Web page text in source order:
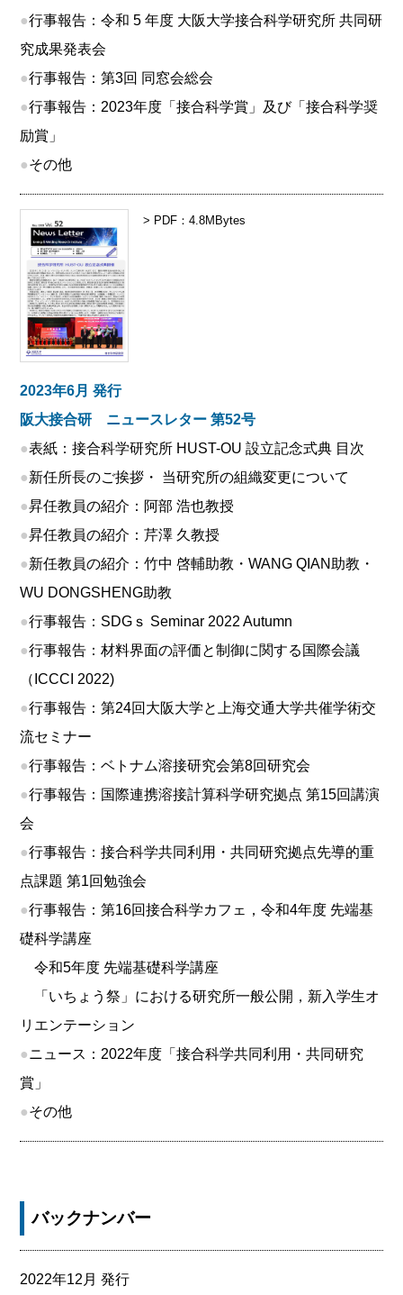
●行事報告：令和 5 年度 大阪大学接合科学研究所 共同研
究成果発表会
●行事報告：第3回 同窓会総会
●行事報告：2023年度「接合科学賞」及び「接合科学奨
励賞」
●その他
> PDF：4.8MBytes
2023年6月 発行
阪大接合研 ニュースレター 第52号
●表紙：接合科学研究所 HUST-OU 設立記念式典 目次
●新任所長のご挨拶・ 当研究所の組織変更について
●昇任教員の紹介：阿部 浩也教授
●昇任教員の紹介：芹澤 久教授
●新任教員の紹介：竹中 啓輔助教・WANG QIAN助教・
WU DONGSHENG助教
●行事報告：SDGｓ Seminar 2022 Autumn
●行事報告：材料界面の評価と制御に関する国際会議
（ICCCI 2022)
●行事報告：第24回大阪大学と上海交通大学共催学術交
流セミナー
●行事報告：ベトナム溶接研究会第8回研究会
●行事報告：国際連携溶接計算科学研究拠点 第15回講演
会
●行事報告：接合科学共同利用・共同研究拠点先導的重
点課題 第1回勉強会
●行事報告：第16回接合科学カフェ，令和4年度 先端基
礎科学講座
令和5年度 先端基礎科学講座
「いちょう祭」における研究所一般公開，新入学生オ
リエンテーション
●ニュース：2022年度「接合科学共同利用・共同研究
賞」
●その他
バックナンバー
2022年12月 発行